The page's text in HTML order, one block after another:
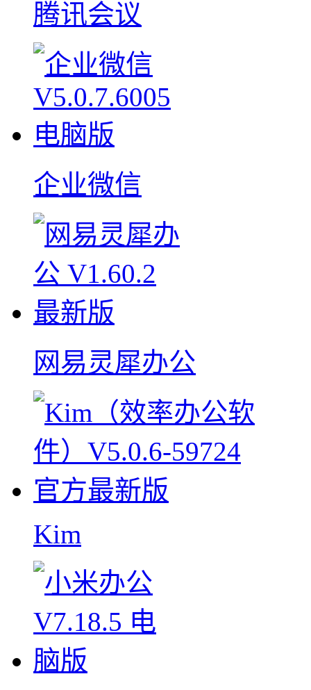
腾讯会议
企业微信
网易灵犀办公
Kim